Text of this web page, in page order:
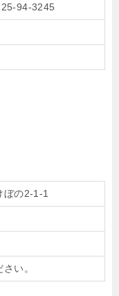
94-3245
ぼの2-1-1
い。